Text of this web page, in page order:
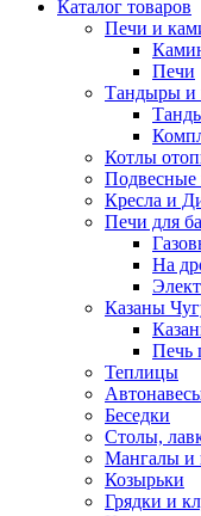
Каталог товаров
Печи и
Печи
Тандыры и
Котлы
Подвесные
Кресла и
Печи для
На
Казаны
Печь
Теплицы
Беседки
Столы,
Мангалы и
Козырьки
Грядки и